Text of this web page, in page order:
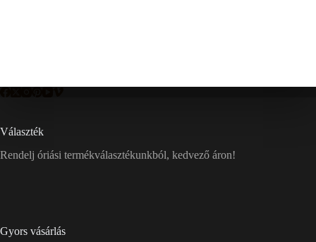
Választék
Rendelj óriási termékválasztékunkból, kedvező áron!
Gyors vásárlás